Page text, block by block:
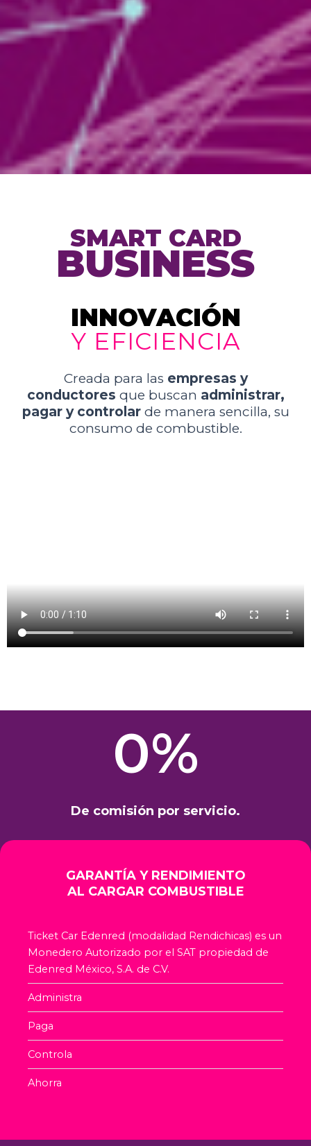
SMART CARD
BUSINESS
INNOVACIÓN
Y EFICIENCIA
Creada para las empresas y
conductores que buscan administrar,
pagar y controlarde manera sencilla, su
consumo de combustible.
0%
De comisión por servicio.
GARANTÍA Y RENDIMIENTO
AL CARGAR COMBUSTIBLE
Ticket Car Edenred (modalidad Rendichicas) es un
Monedero Autorizado por el SAT propiedad de
Edenred México, S.A. de C.V.
Administra
Paga
Controla
Ahorra